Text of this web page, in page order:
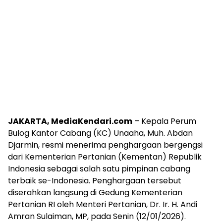
JAKARTA, MediaKendari.com – Kepala Perum
Bulog Kantor Cabang (KC) Unaaha, Muh. Abdan
Djarmin, resmi menerima penghargaan bergengsi
dari Kementerian Pertanian (Kementan) Republik
Indonesia sebagai salah satu pimpinan cabang
terbaik se-Indonesia. Penghargaan tersebut
diserahkan langsung di Gedung Kementerian
Pertanian RI oleh Menteri Pertanian, Dr. Ir. H. Andi
Amran Sulaiman, MP, pada Senin (12/01/2026).